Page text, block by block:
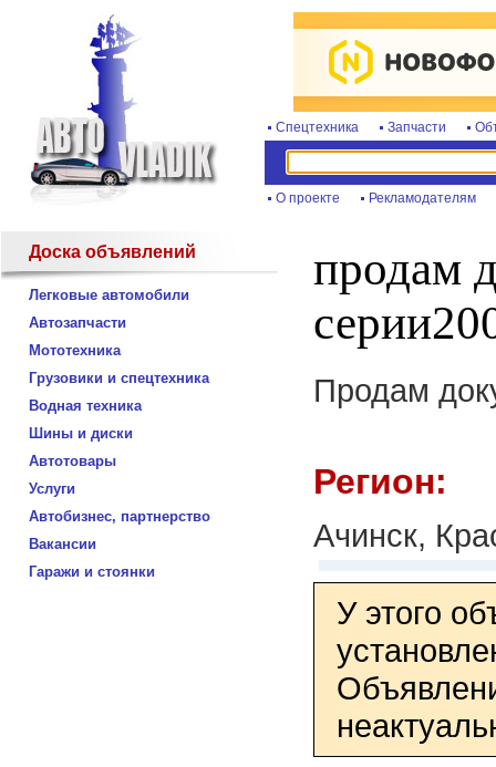
Спецтехника Запчасти
О проекте Рекламодателям
Доска объявлений
Легковые автомобили
Автозапчасти
Мототехника
Грузовики и спецтехника
Водная техника
Шины и диски
Автотовары
Услуги
Автобизнес, партнерство
Вакансии
Гаражи и стоянки
продам
Продам
Регион:
Ачинск,
У этого